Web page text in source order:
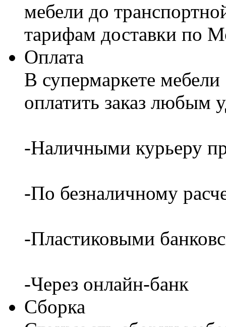
мебели до
тарифам доставки по
Оплата
В супермаркете
оплатить заказ любым
-Наличными курьеру
-По безналичному
-Пластиковыми
-Через онлайн-банк
Сборка